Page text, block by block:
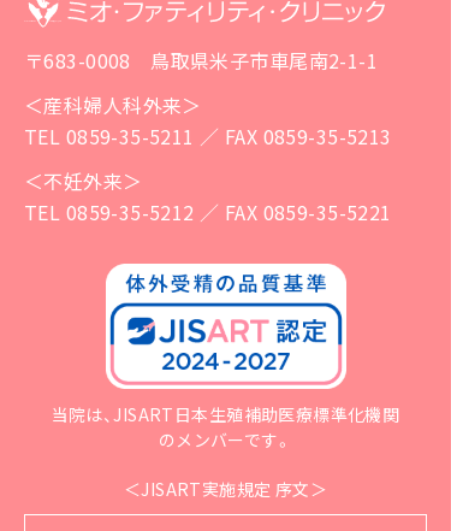
〒683-0008 鳥取県米子市車尾南2-1-1
＜産科婦人科外来＞
TEL 0859-35-5211 ／ FAX 0859-35-5213
＜不妊外来＞
TEL 0859-35-5212 ／ FAX 0859-35-5221
当院は、JISART日本生殖補助医療標準化機関
のメンバーです。
＜JISART実施規定 序文＞